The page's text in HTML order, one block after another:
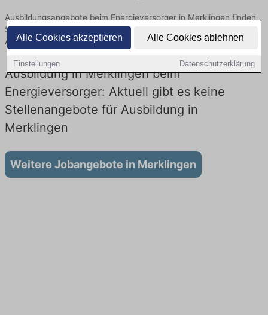
Alle Cookies akzeptieren Alle Cookies ablehnen
Einstellungen Datenschutzerklärung
Ausbildungsangebote beim Energieversorger in Merklingen finden
Sie von namhaften Firmen. Entdecken Sie freie Optionen von Top-
Arbeitgebern und bewerben Sie sich noch heute.
Ausbildung in Merklingen beim
Energieversorger: Aktuell gibt es keine
Stellenangebote für Ausbildung in
Merklingen
Weitere Jobangebote in Merklingen